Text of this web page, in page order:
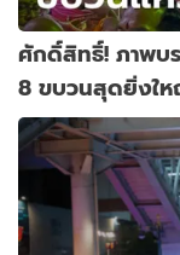
ศักดิ์สิทธิ์! ภาพบ
8 ขบวนสุดยิ่งใ